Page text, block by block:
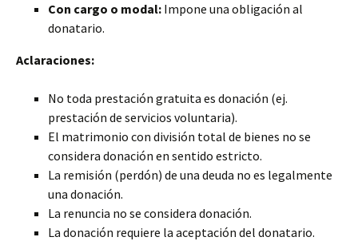
Con cargo o modal: Impone una obligación al
donatario.
Aclaraciones:
No toda prestación gratuita es donación (ej.
prestación de servicios voluntaria).
El matrimonio con división total de bienes no se
considera donación en sentido estricto.
La remisión (perdón) de una deuda no es legalmente
una donación.
La renuncia no se considera donación.
La donación requiere la aceptación del donatario.